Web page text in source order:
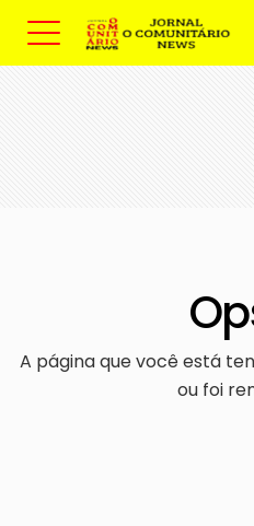
A página que você está
ou foi